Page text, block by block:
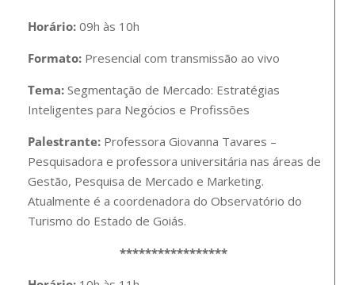
Horário: 09h às 10h
Formato: Presencial com transmissão ao vivo
Tema: Segmentação de Mercado: Estratégias
Inteligentes para Negócios e Profissões
Palestrante: Professora Giovanna Tavares –
Pesquisadora e professora universitária nas áreas de
Gestão, Pesquisa de Mercado e Marketing.
Atualmente é a coordenadora do Observatório do
Turismo do Estado de Goiás.
*****************